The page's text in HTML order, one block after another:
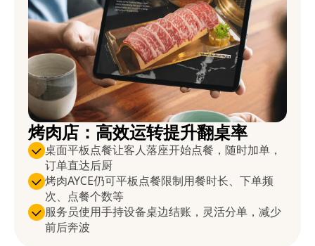
烤肉店：高效运转提升翻桌率
桌面平板点餐让客人落座开始点餐，随时加单，
订单直达后厨
烤肉AYCE仍可平板点餐限制用餐时长、下单频
次、点餐个数等
服务员使用手持设备桌边结账，灵活分单，减少
前后奔波